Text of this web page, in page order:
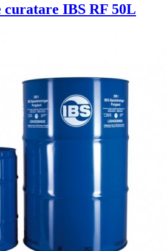
curatare IBS RF 50L